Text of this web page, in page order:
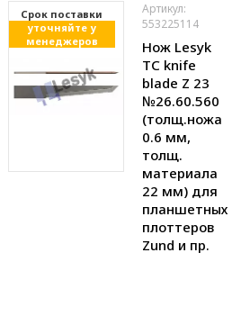
Cрок поставки
уточняйте у
менеджеров
Артикул:
553225114
Нож Lesyk
TC knife
blade Z 23
№26.60.560
(толщ.ножа
0.6 мм,
толщ.
материала
22 мм) для
планшетных
плоттеров
Zund и пр.